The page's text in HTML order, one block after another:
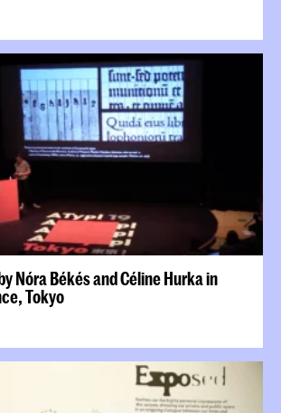
Nóra Békés and Céline Hurka in
Tokyo